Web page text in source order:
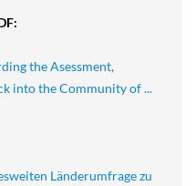
the Asessment,
into the Community of ...
Länderumfrage zu